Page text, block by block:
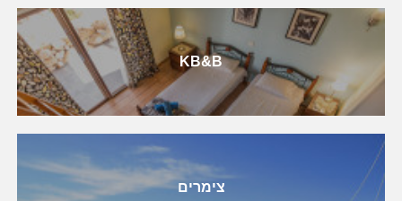
KB&B
צימרים